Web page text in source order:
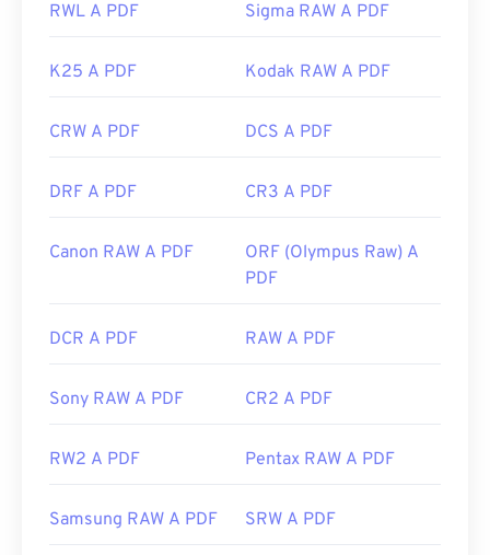
RWL A PDF Sigma RAW A PDF
K25 A PDF Kodak RAW A PDF
CRW A PDF DCS A PDF
DRF A PDF CR3 A PDF
Canon RAW A PDF
ORF (Olympus Raw) A
PDF
DCR A PDF RAW A PDF
Sony RAW A PDF CR2 A PDF
RW2 A PDF Pentax RAW A PDF
Samsung RAW A PDF SRW A PDF